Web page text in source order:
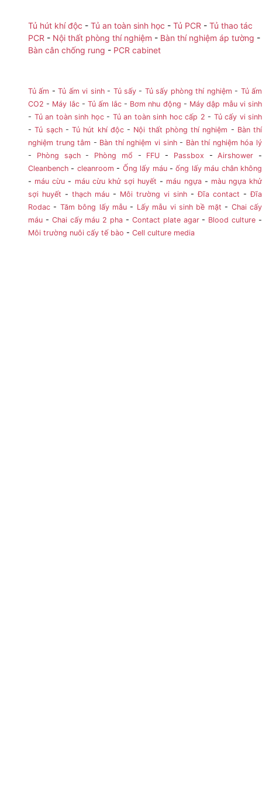
Tủ hút khí độc - Tủ an toàn sinh học - Tủ PCR - Tủ thao tác
PCR - Nội thất phòng thí nghiệm - Bàn thí nghiệm áp tường -
Bàn cân chống rung - PCR cabinet
Tủ ấm -Tủ ấm vi sinh- Tủ sấy - Tủ sấy phòng thí nghiệm - Tủ ấm
CO2 - Máy lắc-Tủ ấm lắc- Bơm nhu động - Máy dập mẫu vi sinh
- Tủ an toàn sinh học- Tủ an toàn sinh hoc cấp 2 - Tủ cấy vi sinh
-Tủ sạch- Tủ hút khí độc- Nội thất phòng thí nghiệm - Bàn thí
nghiệm trung tâm - Bàn thí nghiệm vi sinh- Bàn thí nghiệm hóa lý
- Phòng sạch- Phòng mổ - FFU - Passbox -Airshower -
Cleanbench - cleanroom - Ống lấy máu-ống lấy máu chân không
- máu cừu - máu cừu khử sợi huyết - máu ngựa- màu ngựa khử
sợi huyết - thạch máu - Môi trường vi sinh -Đĩa contact -Đĩa
Rodac - Tăm bông lấy mẫu - Lấy mẫu vi sinh bề mặt - Chai cấy
máu - Chai cấy máu 2 pha - Contact plate agar- Blood culture -
Môi trường nuôi cấy tế bào - Cell culture media